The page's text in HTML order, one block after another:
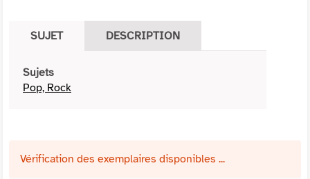
SUJET DESCRIPTION
Sujets
Pop, Rock
Vérification des exemplaires disponibles ...